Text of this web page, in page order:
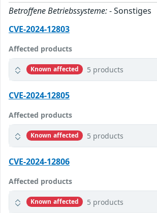
Betroffene Betriebssysteme:- Sonstiges
CVE-2024-12803
Affected products
Known affected 5 products
CVE-2024-12805
Affected products
Known affected 5 products
CVE-2024-12806
Affected products
Known affected 5 products